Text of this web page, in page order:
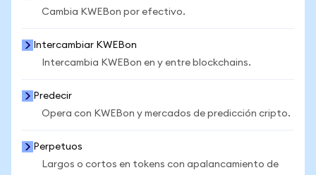
Cambia KWEBon por efectivo.
Intercambiar KWEBon
Intercambia KWEBon en y entre blockchains.
Predecir
Opera con KWEBon y mercados de predicción cripto.
Perpetuos
Largos o cortos en tokens con apalancamiento de